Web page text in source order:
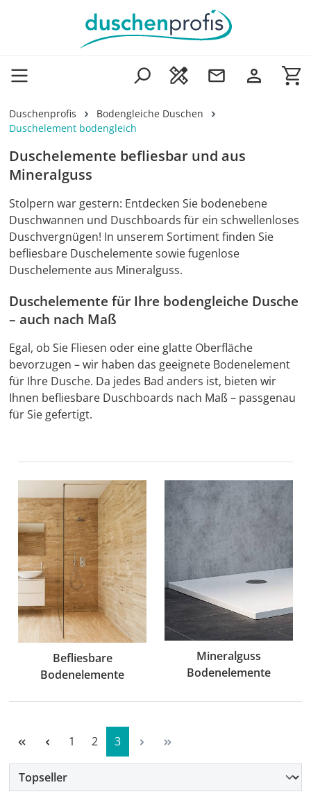
Zum Hauptinhalt springen
Duschenprofis
Bodengleiche Duschen
Duschelement bodengleich
Duschelemente befliesbar und aus
Mineralguss
Stolpern war gestern: Entdecken Sie bodenebene
Duschwannen und Duschboards für ein schwellenloses
Duschvergnügen! In unserem Sortiment finden Sie
befliesbare Duschelemente sowie fugenlose
Duschelemente aus Mineralguss.
Duschelemente für Ihre bodengleiche Dusche
– auch nach Maß
Egal, ob Sie Fliesen oder eine glatte Oberfläche
bevorzugen – wir haben das geeignete Bodenelement
für Ihre Dusche. Da jedes Bad anders ist, bieten wir
Ihnen befliesbare Duschboards nach Maß – passgenau
für Sie gefertigt.
Befliesbare
Bodenelemente
Mineralguss
Bodenelemente
Seite
1 Seite
2 Seite
3